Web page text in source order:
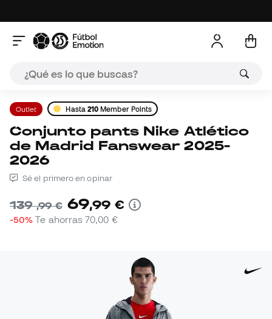
Outlet Hasta 210 Member Points
Conjunto pants Nike Atlético
de Madrid Fanswear 2025-
2026
Sé el primero en opinar
139,99 € 69,99 €
-50% Te ahorras70,00 €